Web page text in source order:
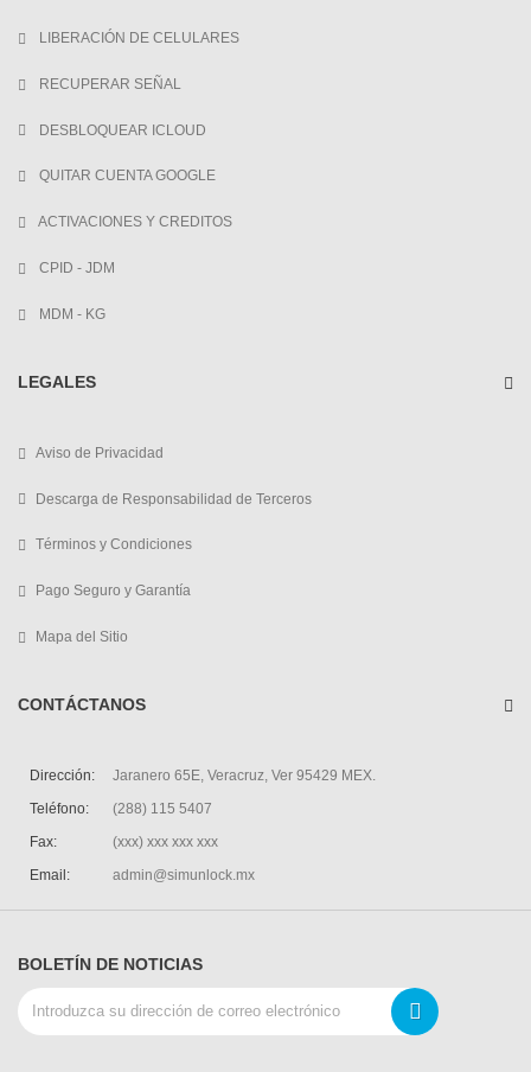
LIBERACIÓN DE CELULARES
RECUPERAR SEÑAL
DESBLOQUEAR ICLOUD
QUITAR CUENTA GOOGLE
ACTIVACIONES Y CREDITOS
CPID - JDM
MDM - KG
LEGALES
Aviso de Privacidad
Descarga de Responsabilidad de Terceros
Términos y Condiciones
Pago Seguro y Garantía
Mapa del Sitio
CONTÁCTANOS
Dirección:
Jaranero 65E, Veracruz, Ver 95429 MEX.
Teléfono:
(288) 115 5407
Fax:
(xxx) xxx xxx xxx
Email:
admin@simunlock.mx
BOLETÍN DE NOTICIAS